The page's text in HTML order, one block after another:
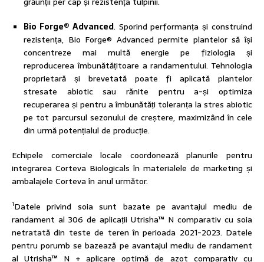
Bio Forge® Advanced. Sporind performanța și construind
rezistența, Bio Forge® Advanced permite plantelor să își
concentreze mai multă energie pe fiziologia și
reproducerea îmbunătățitoare a randamentului. Tehnologia
proprietară și brevetată poate fi aplicată plantelor
stresate abiotic sau rănite pentru a-și optimiza
recuperarea și pentru a îmbunătăți toleranța la stres abiotic
pe tot parcursul sezonului de creștere, maximizând în cele
din urmă potențialul de producție.
Echipele comerciale locale coordonează planurile pentru
integrarea Corteva Biologicals în materialele de marketing și
ambalajele Corteva în anul următor.
1Datele privind soia sunt bazate pe avantajul mediu de
randament al 306 de aplicații Utrisha™ N comparativ cu soia
netratată din teste de teren în perioada 2021-2023. Datele
pentru porumb se bazează pe avantajul mediu de randament
al Utrisha™ N + aplicare optimă de azot comparativ cu